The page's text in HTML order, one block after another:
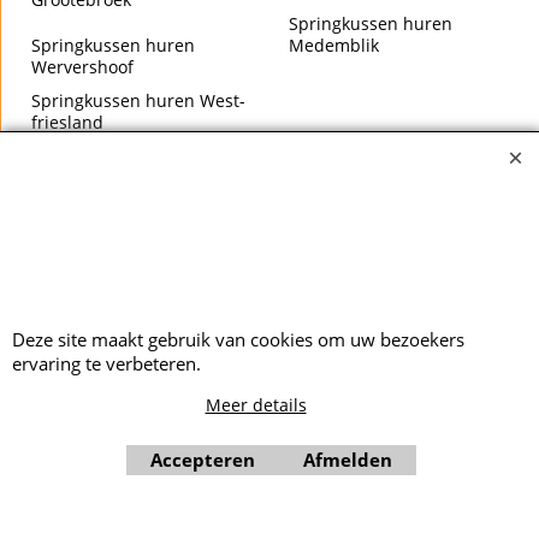
Springkussen huren
Medemblik
Springkussen huren
Wervershoof
Springkussen huren West-
friesland
Deze site maakt gebruik van cookies om uw bezoekers
ervaring te verbeteren.
Meer details
Accepteren Afmelden